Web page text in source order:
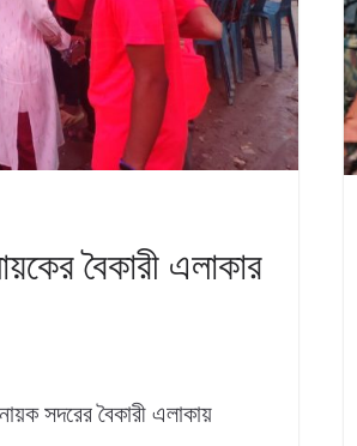
বৈকারী এলাকার
সদরের বৈকারী এলাকায়